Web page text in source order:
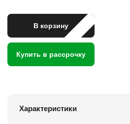
В корзину
Купить в рассрочку
Характеристики